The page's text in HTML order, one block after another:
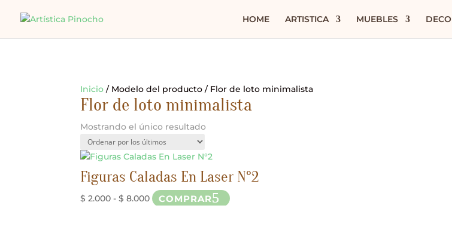
HOME ARTISTICA MUEBLES DECO
Inicio / Modelo del producto / Flor de loto minimalista
Flor de loto minimalista
Mostrando el único resultado
Figuras Caladas En Laser N°2
$ 2.000 - $ 8.000Rango
COMPRAR
Este